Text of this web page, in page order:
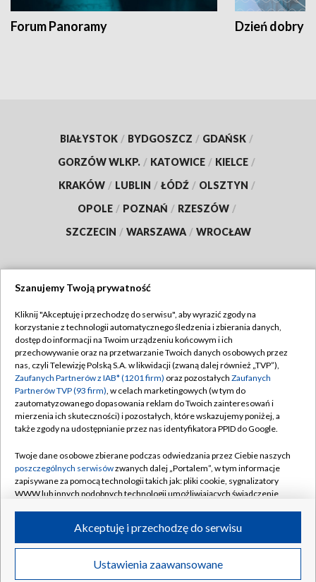
Forum Panoramy Dzień dobry
BIAŁYSTOK / BYDGOSZCZ / GDAŃSK /
GORZÓW WLKP. / KATOWICE / KIELCE /
KRAKÓW / LUBLIN / ŁÓDŹ / OLSZTYN /
OPOLE / POZNAŃ / RZESZÓW /
SZCZECIN / WARSZAWA / WROCŁAW
TVP
Abonament TVP
Emisja w TVP
Centrum informacji TVP
Naziemna Telewizja Cyfrowa
Rada Programowa
System NOS
Informacje o nadawcy
Program dla prasy
Ogłoszenie przetargowe
Regulamin TVP
Polityka prywatności
Moje zgody
Pomoc
Kontakt
Kanały
©2026 Telewizja Polska S.A. w likwidacji
Szanujemy Twoją prywatność
Kliknij "Akceptuję i przechodzę do serwisu", aby wyrazić zgody na
korzystanie z technologii automatycznego śledzenia i zbierania danych,
dostęp do informacji na Twoim urządzeniu końcowym i ich
przechowywanie oraz na przetwarzanie Twoich danych osobowych przez
nas, czyli Telewizję Polską S.A. w likwidacji (zwaną dalej również „TVP”),
Zaufanych Partnerów z IAB* (1201 firm) oraz pozostałych Zaufanych
Partnerów TVP (93 firm), w celach marketingowych (w tym do
zautomatyzowanego dopasowania reklam do Twoich zainteresowań i
mierzenia ich skuteczności) i pozostałych, które wskazujemy poniżej, a
także zgody na udostępnianie przez nas identyfikatora PPID do Google.
Twoje dane osobowe zbierane podczas odwiedzania przez Ciebie naszych
poszczególnych serwisówzwanych dalej „Portalem”, w tym informacje
zapisywane za pomocą technologii takich jak: pliki cookie, sygnalizatory
WWW lub innych podobnych technologii umożliwiających świadczenie
ruchu w Internecie.
Twoje dane osobowe zbierane podczas odwiedzania przez Ciebie
poszczególnych serwisówna Portalu, takie jak adresy IP, identyfikatory
Ustawienia zaawansowane
Akceptuję i przechodzę do serwisu